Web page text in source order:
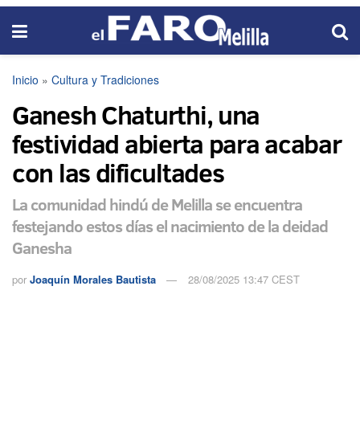
Inicio » Cultura y Tradiciones
Ganesh Chaturthi, una
festividad abierta para acabar
con las dificultades
La comunidad hindú de Melilla se encuentra
festejando estos días el nacimiento de la deidad
Ganesha
por Joaquín Morales Bautista 28/08/2025 13:47 CEST